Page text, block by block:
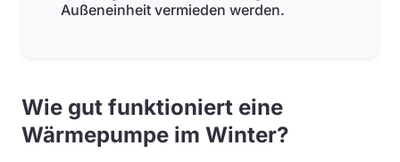
Außeneinheit vermieden werden.
Wie gut funktioniert eine
Wärmepumpe im Winter?